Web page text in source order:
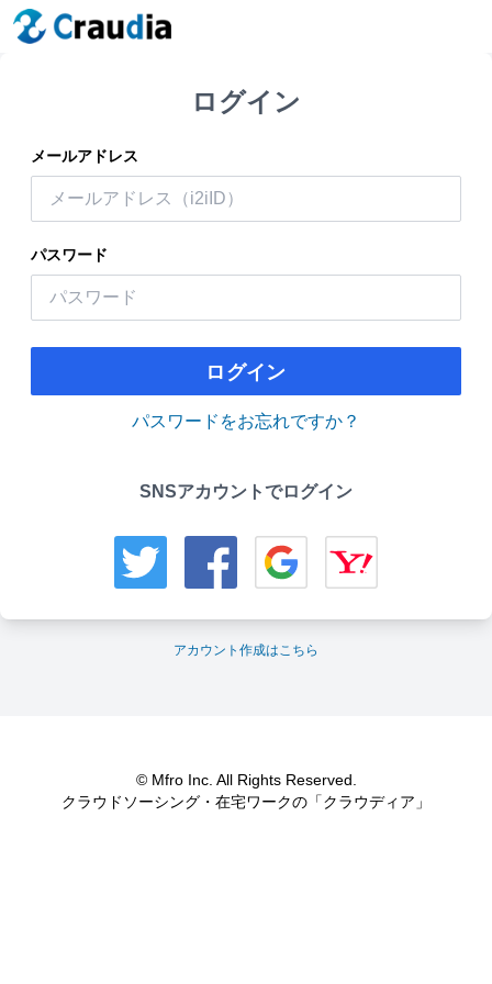
ログイン
メールアドレス
パスワード
ログイン
パスワードをお忘れですか？
SNSアカウントでログイン
アカウント作成はこちら
© Mfro Inc. All Rights Reserved.
クラウドソーシング・在宅ワークの「クラウディア」